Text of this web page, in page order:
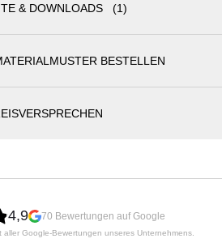
Beinen aus massivem
Massivholz, Nussbaum Canaletta oder
Stoffe in verschiedenen Ausführungen (
serienmäßig im Bettrahmen enthalten
& DOWNLOADS (1)
BESTELLEN
4,9 70 Bewertungen auf Google
aller Google-Bewertungen unseres Unternehmens.